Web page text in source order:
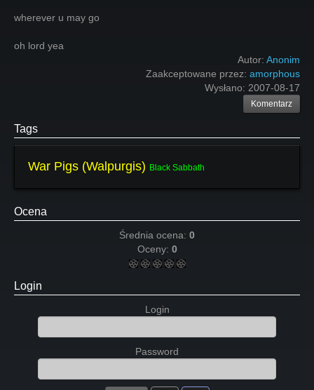
wherever u may go
oh lord yea
Autor: Anonim
Zaakceptowane przez: amorphous
Wysłano: 2007-08-17
Komentarz
Tags
War Pigs (Walpurgis) Black Sabbath
Ocena
Średnia ocena: 0
Oceny: 0
Login
Login
Password